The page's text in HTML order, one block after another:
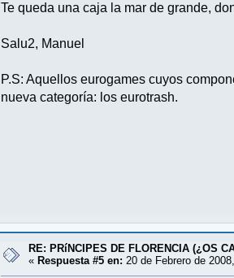
Te queda una caja la mar de grande,
Salu2, Manuel
P.S: Aquellos eurogames cuyos
nueva categoría: los eurotrash.
RE: PRíNCIPES DE FLORENCIA (¿OS
« Respuesta #5 en: 20 de Febrero de